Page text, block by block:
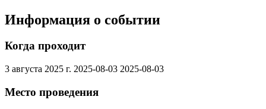
Информация о событии
Когда проходит
3 августа 2025 г. 2025-08-03 2025-08-03
Место проведения